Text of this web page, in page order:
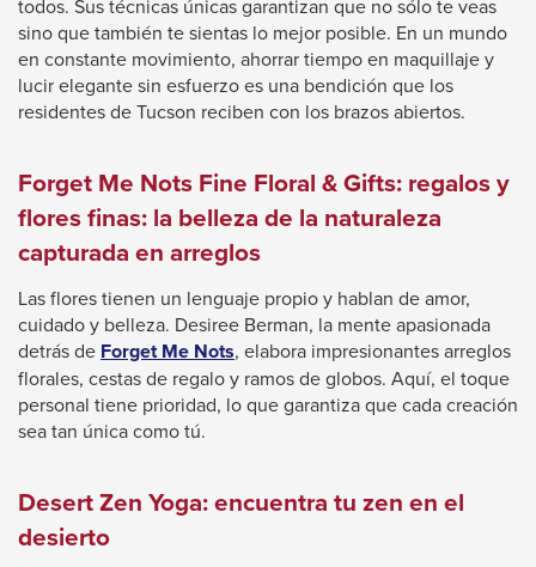
trigger
a
popup
message.
todos. Sus técnicas únicas garantizan que no sólo te veas
sino que también te sientas lo mejor posible. En un mundo
en constante movimiento, ahorrar tiempo en maquillaje y
lucir elegante sin esfuerzo es una bendición que los
residentes de Tucson reciben con los brazos abiertos.
Forget Me Nots Fine Floral & Gifts: regalos y
flores finas: la belleza de la naturaleza
capturada en arreglos
Las flores tienen un lenguaje propio y hablan de amor,
cuidado y belleza. Desiree Berman, la mente apasionada
detrás de Forget Me NotsThis
link
will
message.
, elabora impresionantes arreglos
florales, cestas de regalo y ramos de globos. Aquí, el toque
personal tiene prioridad, lo que garantiza que cada creación
sea tan única como tú.
Desert Zen Yoga: encuentra tu zen en el
desierto